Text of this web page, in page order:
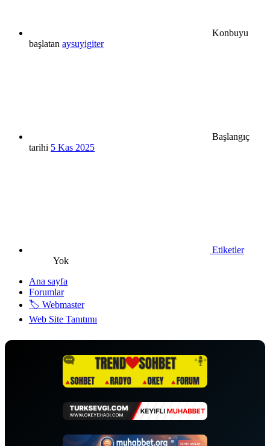
Konbuyu
başlatan aysuyigiter
Başlangıç
tarihi 5 Kas 2025
Etiketler
Yok
Ana sayfa
Forumlar
🏷️ Webmaster
Web Site Tanıtımı